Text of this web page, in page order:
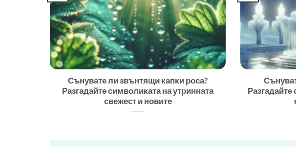
Сънувате ли звънтящи капки роса?
Разгадайте символиката на утринната
свежест и новите
Разгадайте